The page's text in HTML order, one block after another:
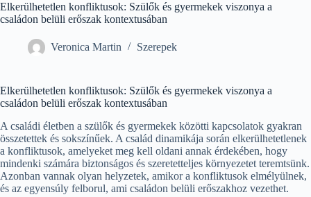
Elkerülhetetlen konfliktusok: Szülők és gyermekek viszonya a
családon belüli erőszak kontextusában
Veronica Martin Szerepek
Elkerülhetetlen konfliktusok: Szülők és gyermekek viszonya a
családon belüli erőszak kontextusában
A családi életben a szülők és gyermekek közötti kapcsolatok gyakran
összetettek és sokszínűek. A család dinamikája során elkerülhetetlenek
a konfliktusok, amelyeket meg kell oldani annak érdekében, hogy
mindenki számára biztonságos és szeretetteljes környezetet teremtsünk.
Azonban vannak olyan helyzetek, amikor a konfliktusok elmélyülnek,
és az egyensúly felborul, ami családon belüli erőszakhoz vezethet.